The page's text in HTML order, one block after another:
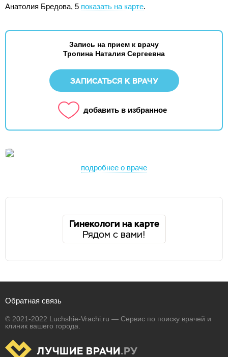
Анатолия Бредова, 5 показать на карте.
Запись на прием к врачу
Тропина Наталия Сергеевна
ЗАПИСАТЬСЯ К ВРАЧУ
добавить в избранное
подробнее о враче
Гинекологи на карте
Рядом с вами!
Обратная связь
© 2021-2022 Luchshie-Vrachi.ru — Сервис по поиску врачей и
клиник вашего города.
ЛУЧШИЕ ВРАЧИ.РУ